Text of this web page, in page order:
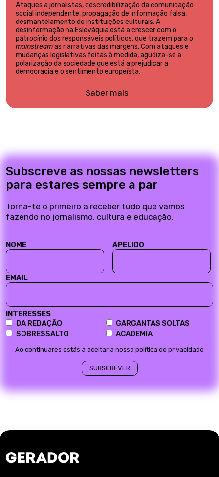
Ataques a jornalistas, descredibilização da comunicação
social independente, propagação de informação falsa,
desmantelamento de instituições culturais. A
desinformação na Eslováquia está a crescer com o
patrocínio dos responsáveis políticos, que trazem para o
mainstreamas narrativas das margens. Com ataques e
mudanças legislativas feitas à medida, agudiza-se a
polarização da sociedade que está a prejudicar a
democracia e o sentimento europeísta.
Saber mais
Subscreve as nossas newsletters
para estares sempre a par
Torna-te o primeiro a receber tudo que vamos
fazendo no jornalismo, cultura e educação.
NOME APELIDO
EMAIL
INTERESSES
DA REDAÇÃO
SOBRESSALTO
GARGANTAS SOLTAS
ACADEMIA
Ao continuares estás a aceitar a nossa política de privacidade